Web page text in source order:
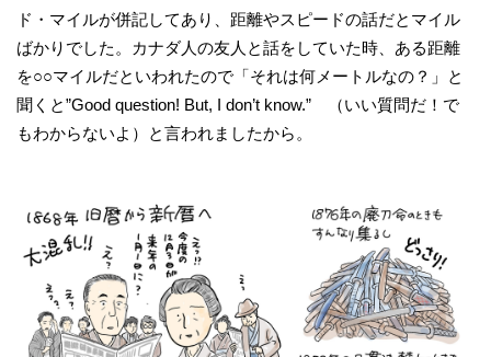
ド・マイルが併記してあり、距離やスピードの話だとマイル
ばかりでした。カナダ人の友人と話をしていた時、ある距離
を○○マイルだといわれたので「それは何メートルなの？」と
聞くと”Good question! But, I don’t know.” （いい質問だ！で
もわからないよ）と言われましたから。